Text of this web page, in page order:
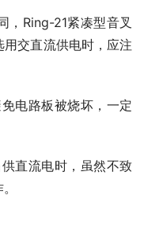
Ring-21紧凑型音叉
交直流供电时，应注
路板被烧坏，一定
流电时，虽然不致